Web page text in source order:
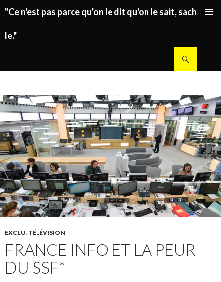
"Ce n'est pas parce qu'on le dit qu'on le sait, sachez
le."
EXCLU, TÉLÉVISION
FRANCE INFO ET LA PEUR
DU SSF*